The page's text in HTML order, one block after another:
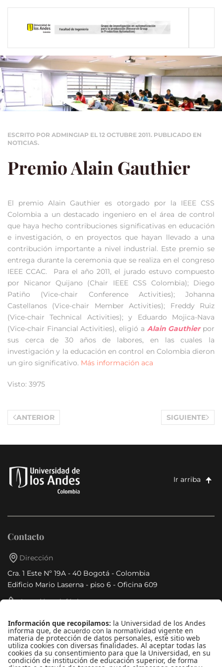
Skip to main content
ESCRITO POR ADMINGIAP EL 12 OCTUBRE 2011. PUBLICADO EN
NOTICIAS.
Premio Alain Gauthier
El premio Alain Gauthier es otorgado por la IEEE CSS
Colombia a un destacado ingeniero en el área de control
que haya hecho contribuciones significativas en educación
e investigación, o en proyectos que hayan llevado a una
contribución importante a nivel industrial. Este premio se
entrega durante la ceremonia que se realiza en el congreso
IEEE CCAC. Para el año 2011, el jurado estuvo compuesto
por Nicanor Quijano (Chair IEEE CSS Colombia); Diego
Patiño (Vice-chair Conference Activities); Johanna
Castellanos (Vice-chair Member Activities); Freddy Ruiz
(Vice-chair Technical Activities); y Eduardo Mojica-Nava
(Vice-chair Financial Activities), eligió a Alain Gauthierpor
sus cerca de 30 años de labores, en las cuales la
investigación y la educación en control en Colombia dieron
un giro significativo. Más información aca
Visto: 3975
ANTERIOR SIGUIENTE
Ir arriba
Contacto
Dirección
Cra. 1 Este Nº 19A - 40 Bogotá - Colombia
Edificio Mario Laserna - piso 6 - Oficina 609
Atención telefónica
Enlaces de interés